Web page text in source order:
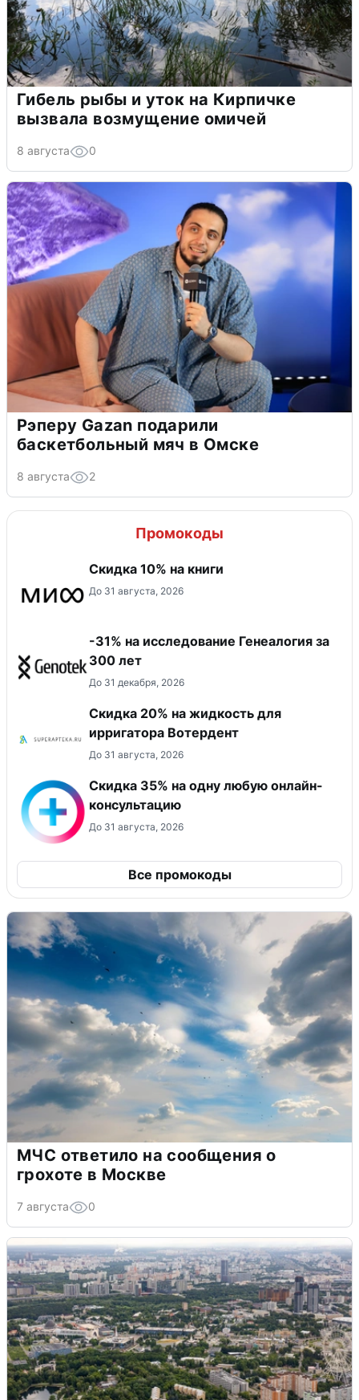
Гибель рыбы и уток на Кирпичке
вызвала возмущение омичей
8 августа 0
Рэперу Gazan подарили
баскетбольный мяч в Омске
8 августа 2
Промокоды
Скидка 10% на книги
До 31 августа, 2026
-31% на исследование Генеалогия за
300 лет
До 31 декабря, 2026
Скидка 20% на жидкость для
ирригатора Вотердент
До 31 августа, 2026
Скидка 35% на одну любую онлайн-
консультацию
До 31 августа, 2026
Все промокоды
МЧС ответило на сообщения о
грохоте в Москве
7 августа 0